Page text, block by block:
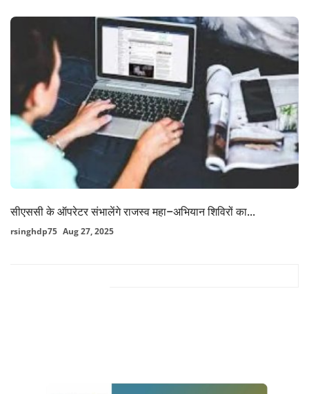
सीएससी के ऑपरेटर संभालेंगे राजस्व महा–अभियान शिविरों का...
rsinghdp75 Aug 27, 2025